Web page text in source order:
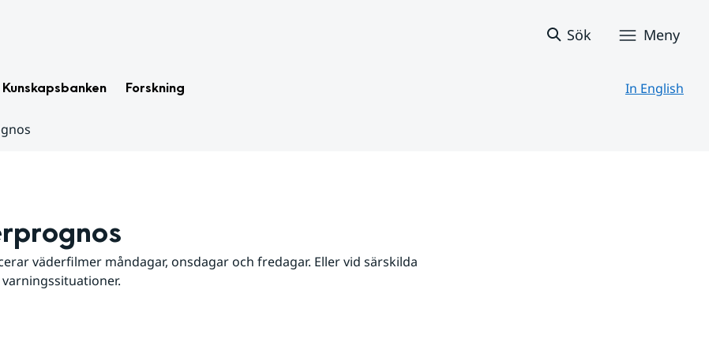
Sök Meny
Kunskapsbanken Forskning In English
väderfilmer måndagar, onsdagar och fredagar. Eller vid särskilda